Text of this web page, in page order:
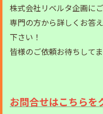
株式会社リベルタ企画に
専門の方から詳しくお答
下さい！
皆様のご依頼お待ちしてま
お問合せはこちらを